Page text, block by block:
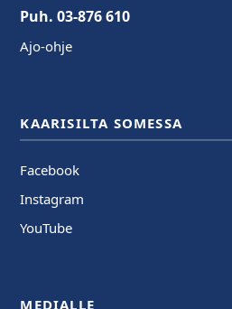
Puh. 03-876 610
Ajo-ohje
KAARISILTA SOMESSA
Facebook
Instagram
YouTube
MEDIALLE